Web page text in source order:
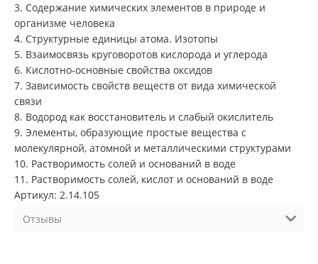
3. Содержание химических элементов в природе и
организме человека
4. Структурные единицы атома. Изотопы
5. Взаимосвязь круговоротов кислорода и углерода
6. Кислотно-основные свойства оксидов
7. Зависимость свойств веществ от вида химической
связи
8. Водород как восстановитель и слабый окислитель
9. Элементы, образующие простые вещества с
молекулярной, атомной и металлическими структурами
10. Растворимость солей и оснований в воде
11. Растворимость солей, кислот и оснований в воде
Артикул: 2.14.105
Отзывы